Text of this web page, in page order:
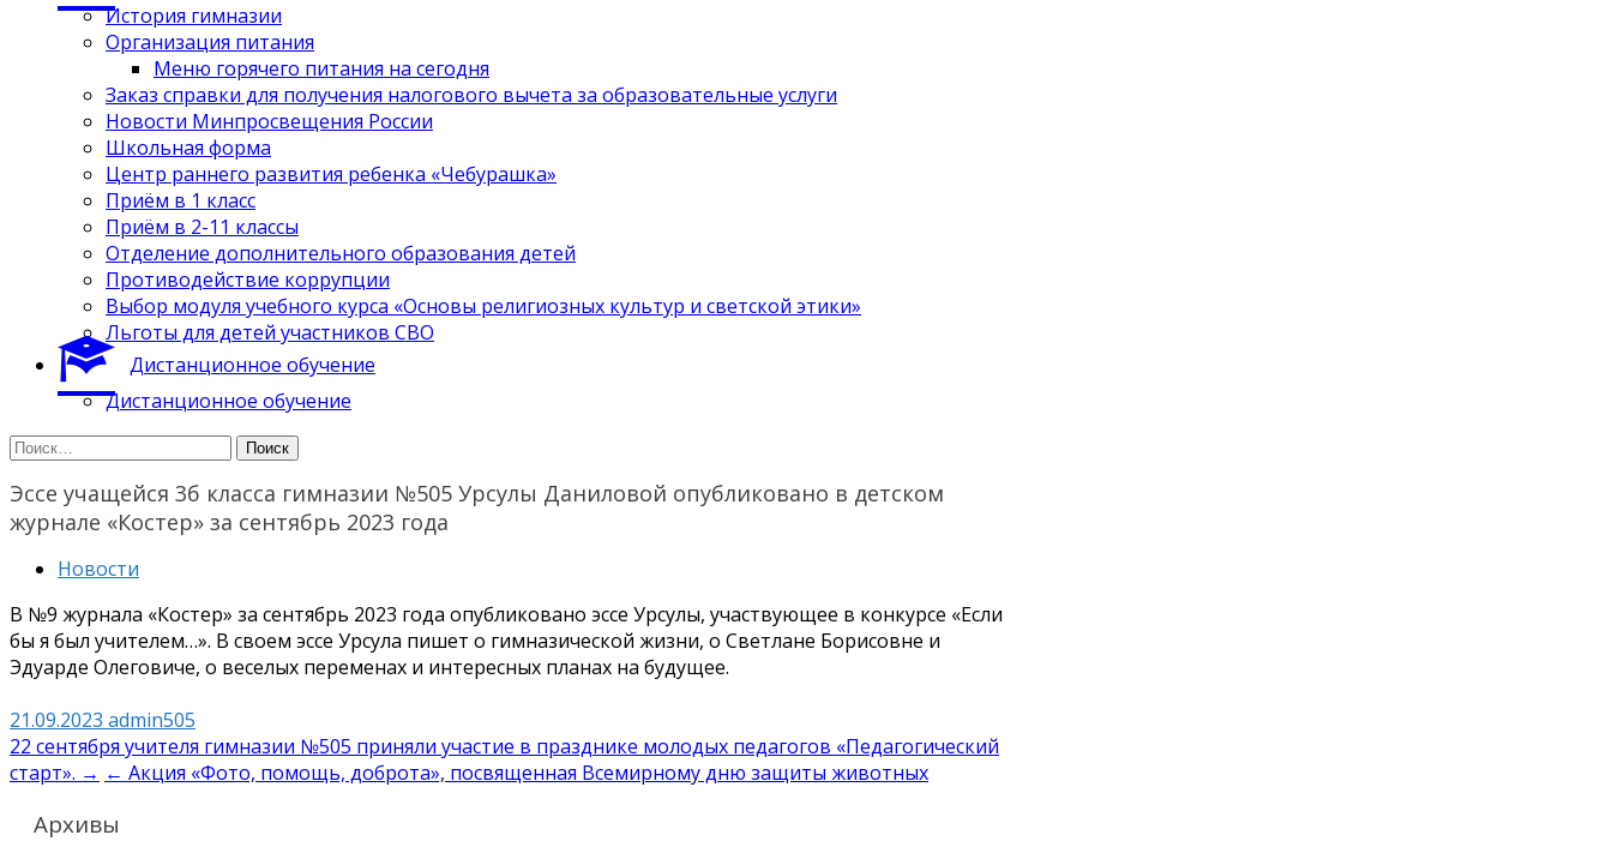
История гимназии
Организация питания
Меню горячего питания на сегодня
Заказ справки для получения налогового вычета за образовательные услуги
Новости Минпросвещения России
Школьная форма
Центр раннего развития ребенка «Чебурашка»
Приём в 1 класс
Приём в 2-11 классы
Отделение дополнительного образования детей
Противодействие коррупции
Выбор модуля учебного курса «Основы религиозных культур и светской этики»
Льготы для детей участников СВО
Дистанционное обучение
Дистанционное обучение
Найти:
Эссе учащейся 3б класса гимназии №505 Урсулы Даниловой опубликовано в детском
журнале «Костер» за сентябрь 2023 года
Новости
В №9 журнала «Костер» за сентябрь 2023 года опубликовано эссе Урсулы, участвующее в конкурсе «Если
бы я был учителем…». В своем эссе Урсула пишет о гимназической жизни, о Светлане Борисовне и
Эдуарде Олеговиче, о веселых переменах и интересных планах на будущее.
21.09.2023 admin505
Навигация
по
22 сентября учителя гимназии №505 приняли участие в празднике молодых педагогов «Педагогический
старт». → ← Акция «Фото, помощь, доброта», посвященная Всемирному дню защиты животных
Архивы